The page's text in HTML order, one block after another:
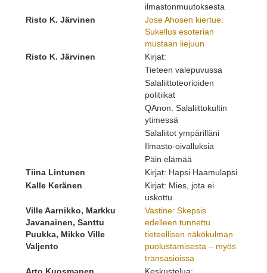
ilmastonmuutoksesta
Risto K. Järvinen
Jose Ahosen kiertue:
Sukellus esoterian
mustaan liejuun
Risto K. Järvinen
Kirjat:
Tieteen valepuvussa
Salaliittoteorioiden
politiikat
QAnon. Salaliittokultin
ytimessä
Salaliitot ympärilläni
Ilmasto-oivalluksia
Päin elämää
Tiina Lintunen
Kirjat: Hapsi Haamulapsi
Kalle Keränen
Kirjat: Mies, jota ei
uskottu
Ville Aarnikko, Markku
Javanainen, Santtu
Puukka, Mikko Ville
Valjento
Vastine: Skepsis
edelleen tunnettu
tieteellisen näkökulman
puolustamisesta – myös
transasioissa